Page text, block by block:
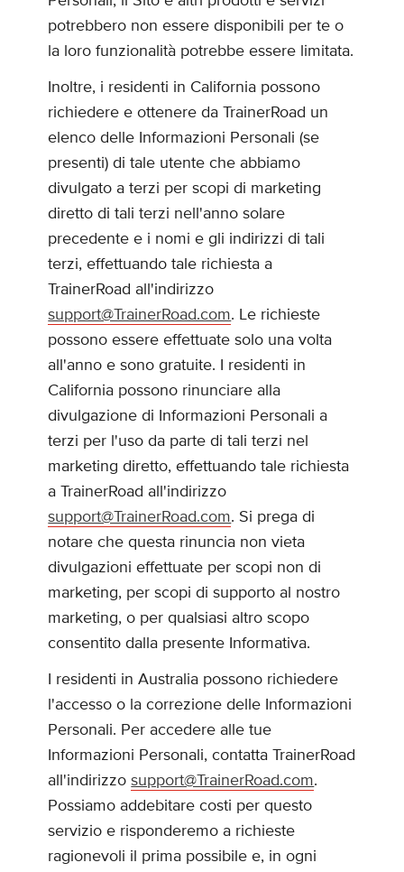
potrebbero non essere disponibili per te o
la loro funzionalità potrebbe essere limitata.
Inoltre, i residenti in California possono
richiedere e ottenere da TrainerRoad un
elenco delle Informazioni Personali (se
presenti) di tale utente che abbiamo
divulgato a terzi per scopi di marketing
diretto di tali terzi nell'anno solare
precedente e i nomi e gli indirizzi di tali
terzi, effettuando tale richiesta a
TrainerRoad all'indirizzo
support@TrainerRoad.com. Le richieste
possono essere effettuate solo una volta
all'anno e sono gratuite. I residenti in
California possono rinunciare alla
divulgazione di Informazioni Personali a
terzi per l'uso da parte di tali terzi nel
marketing diretto, effettuando tale richiesta
a TrainerRoad all'indirizzo
support@TrainerRoad.com. Si prega di
notare che questa rinuncia non vieta
divulgazioni effettuate per scopi non di
marketing, per scopi di supporto al nostro
marketing, o per qualsiasi altro scopo
consentito dalla presente Informativa.
I residenti in Australia possono richiedere
l'accesso o la correzione delle Informazioni
Personali. Per accedere alle tue
Informazioni Personali, contatta TrainerRoad
all'indirizzosupport@TrainerRoad.com.
Possiamo addebitare costi per questo
servizio e risponderemo a richieste
ragionevoli il prima possibile e, in ogni